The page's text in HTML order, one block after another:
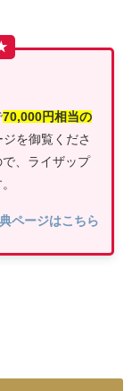
70,000円相当の
を御覧くださ
、ライザップ
ページはこちら